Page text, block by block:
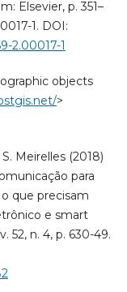
Elsevier, p. 351–
1. DOI:
2.00017-1
objects
>
Meirelles (2018)
para
que precisam
e smart
52, n. 4, p. 630-49.